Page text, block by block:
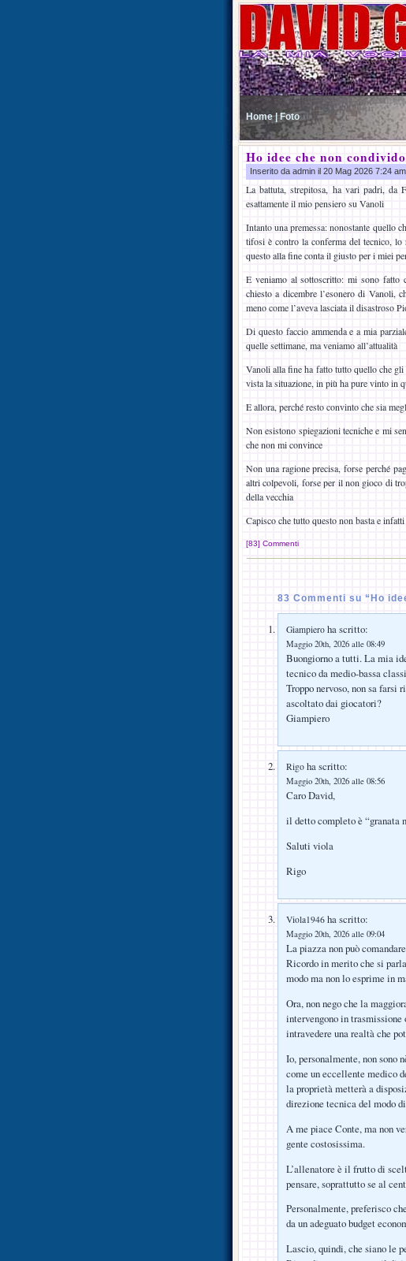
Home | Foto
Ho idee che non condivido
Inserito da admin il 20 Mag 2026 7:24
La battuta, strepitosa, ha vari padri,
esattamente il mio pensiero su Vanoli
Intanto una premessa: nonostante quello
tifosi è contro la conferma del tecnico,
questo alla fine conta il giusto per i miei
E veniamo al sottoscritto: mi sono fatto
chiesto a dicembre l’esonero di Vanoli,
meno come l’aveva lasciata il disastroso
Di questo faccio ammenda e a mia
quelle settimane, ma veniamo all’attualità
Vanoli alla fine ha fatto tutto quello che
vista la situazione, in più ha pure vinto in
E allora, perché resto convinto che sia
Non esistono spiegazioni tecniche e mi
che non mi convince
Non una ragione precisa, forse perché
altri colpevoli, forse per il non gioco di
della vecchia
Capisco che tutto questo non basta e
[83] Commenti
83 Commenti su “Ho
Giampiero ha scritto:
Maggio 20th, 2026 alle 08:49
Buongiorno a tutti. La mia
tecnico da medio-bassa
Troppo nervoso, non sa farsi
ascoltato dai giocatori?
Giampiero
Rigo ha scritto:
Maggio 20th, 2026 alle 08:56
Caro David,
il detto completo è “granata
Saluti viola
Rigo
Viola1946 ha scritto:
Maggio 20th, 2026 alle 09:04
La piazza non può
Ricordo in merito che si
modo ma non lo esprime in
Ora, non nego che la
intervengono in
intravedere una realtà che
Io, personalmente, non sono
come un eccellente medico
la proprietà metterà a
direzione tecnica del modo
A me piace Conte, ma non
gente costosissima.
L’allenatore è il frutto di
pensare, soprattutto se al
Personalmente, preferisco
da un adeguato budget
Lascio, quindi, che siano le